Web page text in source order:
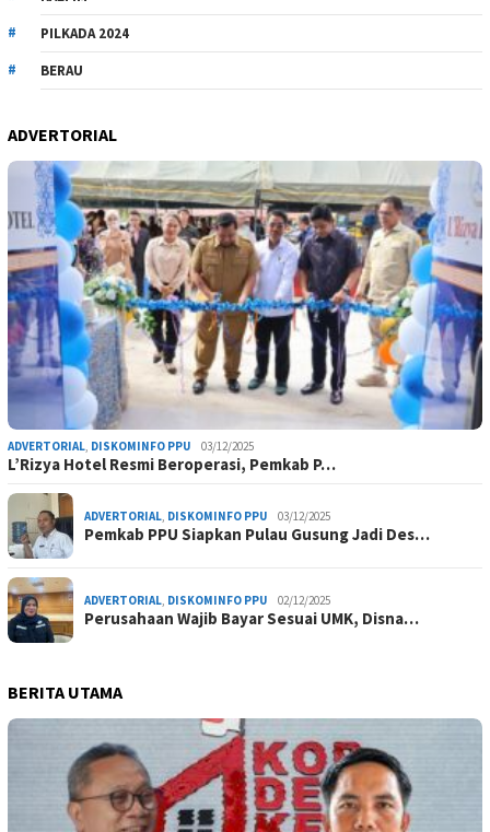
PILKADA 2024
BERAU
ADVERTORIAL
ADVERTORIAL, DISKOMINFO PPU 03/12/2025
L’Rizya Hotel Resmi Beroperasi, Pemkab P…
ADVERTORIAL, DISKOMINFO PPU 03/12/2025
Pemkab PPU Siapkan Pulau Gusung Jadi Des…
ADVERTORIAL, DISKOMINFO PPU 02/12/2025
Perusahaan Wajib Bayar Sesuai UMK, Disna…
BERITA UTAMA